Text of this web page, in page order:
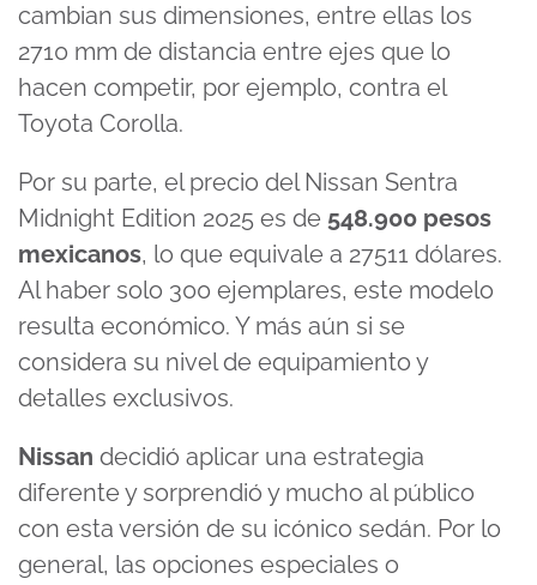
cambian sus dimensiones, entre ellas los
2710 mm de distancia entre ejes que lo
hacen competir, por ejemplo, contra el
Toyota Corolla.
Por su parte, el precio del Nissan Sentra
Midnight Edition 2025 es de 548.900 pesos
mexicanos, lo que equivale a 27511 dólares.
Al haber solo 300 ejemplares, este modelo
resulta económico. Y más aún si se
considera su nivel de equipamiento y
detalles exclusivos.
Nissan decidió aplicar una estrategia
diferente y sorprendió y mucho al público
con esta versión de su icónico sedán. Por lo
general, las opciones especiales o